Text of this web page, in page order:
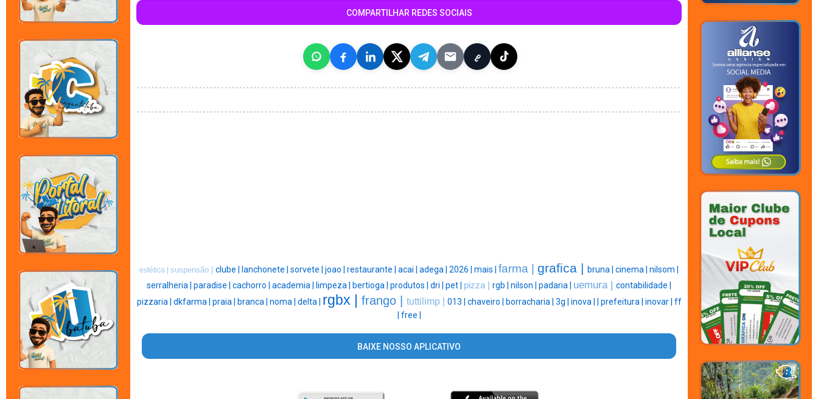
COMPARTILHAR REDES SOCIAIS
estética | suspensão | clube | lanchonete | sorvete | joao | restaurante | acai | adega | 2026 | mais | farma | grafica | bruna | cinema | nilsom |
serralheria | paradise | cachorro | academia | limpeza | bertioga | produtos | dri | pet | pizza | rgb | nilson | padaria | uemura | contabilidade |
pizzaria | dkfarma | praia | branca | noma | delta | rgbx | frango | tuttilimp | 013 | chaveiro | borracharia | 3g | inova | prefeitura | inovar | ff
free |
BAIXE NOSSO APLICATIVO